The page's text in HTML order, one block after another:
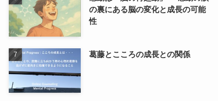
の裏にある脳の変化と成長の可能
性
葛藤とこころの成長との関係